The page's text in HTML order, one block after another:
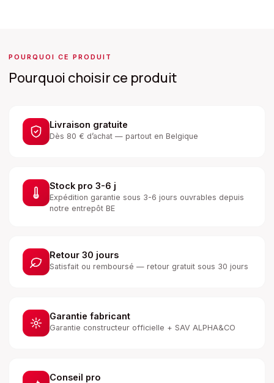
POURQUOI CE PRODUIT
Pourquoi choisir ce produit
Livraison gratuite
Dès 80 € d’achat — partout en Belgique
Stock pro 3-6 j
Expédition garantie sous 3-6 jours ouvrables depuis
notre entrepôt BE
Retour 30 jours
Satisfait ou remboursé — retour gratuit sous 30 jours
Garantie fabricant
Garantie constructeur officielle + SAV ALPHA&CO
Conseil pro